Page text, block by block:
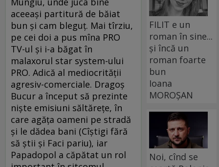
aceeaşi partitură de băiat
bun şi cam bleguţ. Mai tîrziu,
pe cei doi a pus mîna PRO
TV-ul şi i-a băgat în
malaxorul star system-ului
PRO. Adică al mediocrităţii
agresiv-comerciale. Dragoş
Bucur a început să prezinte
nişte emisiuni săltăreţe, în
care agăţa oameni pe stradă
şi le dădea bani (Cîştigi fără
să ştii şi Faci pariu), iar
Papadopol a căpătat un rol
FILIT e un
roman în sine...
și încă un
roman foarte
bun
Ioana
MOROȘAN
Noi, cînd se